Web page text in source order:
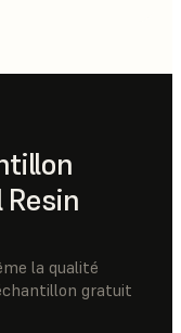
la qualité
gratuit